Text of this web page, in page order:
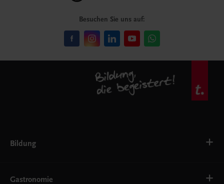
Besuchen Sie uns auf:
Bildung
AHS
Gastronomie